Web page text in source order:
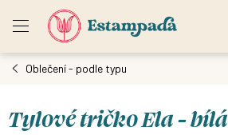
Oblečení - podle typu
Tylové tričko Ela - bílá